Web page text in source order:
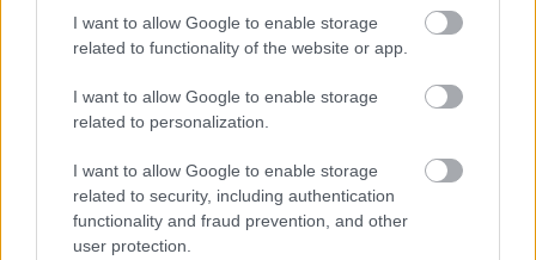
I want to allow Google to enable storage
related to functionality of the website or app.
I want to allow Google to enable storage
related to personalization.
I want to allow Google to enable storage
related to security, including authentication
functionality and fraud prevention, and other
user protection.